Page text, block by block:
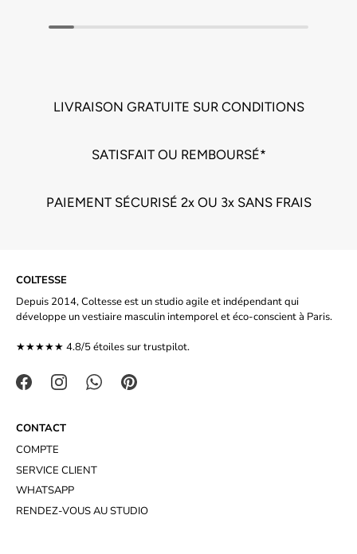
LIVRAISON GRATUITE SUR CONDITIONS
SATISFAIT OU REMBOURSÉ*
PAIEMENT SÉCURISÉ 2x OU 3x SANS FRAIS
COLTESSE
Depuis 2014, Coltesse est un studio agile et indépendant qui
développe un vestiaire masculin intemporel et éco-conscient à Paris.
★★★★★ 4.8/5 étoiles surtrustpilot.
CONTACT
COMPTE
SERVICE CLIENT
WHATSAPP
RENDEZ-VOUS AU STUDIO